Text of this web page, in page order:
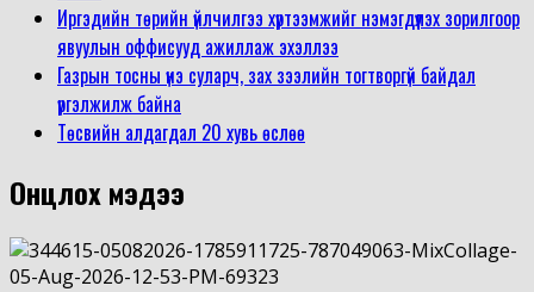
Иргэдийн төрийн үйлчилгээ хүртээмжийг нэмэгдүүлэх зорилгоор
явуулын оффисууд ажиллаж эхэллээ
Газрын тосны үнэ суларч, зах зээлийн тогтворгүй байдал
үргэлжилж байна
Төсвийн алдагдал 20 хувь өслөө
Онцлох мэдээ